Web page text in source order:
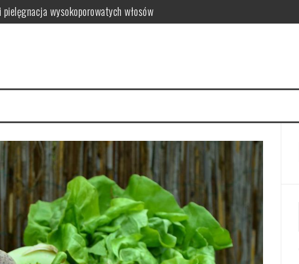
wysokoporowatych włosów
dla skóry
farbowaniu?
pielęgnacja krok po kroku